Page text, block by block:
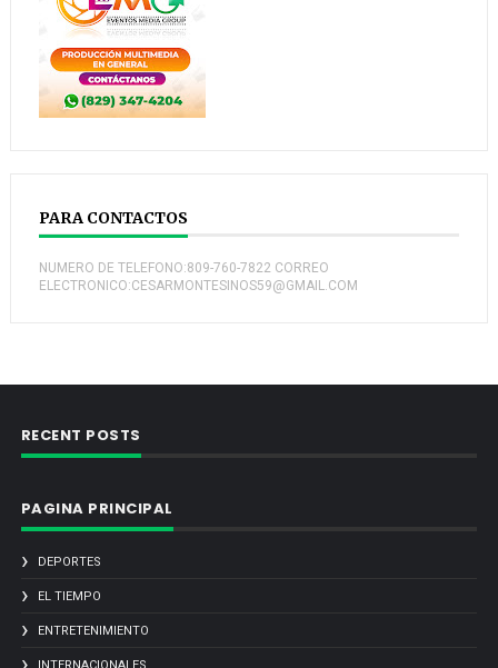
PARA CONTACTOS
NUMERO DE TELEFONO:809-760-7822 CORREO
ELECTRONICO:CESARMONTESINOS59@GMAIL.COM
RECENT POSTS
PAGINA PRINCIPAL
DEPORTES
EL TIEMPO
ENTRETENIMIENTO